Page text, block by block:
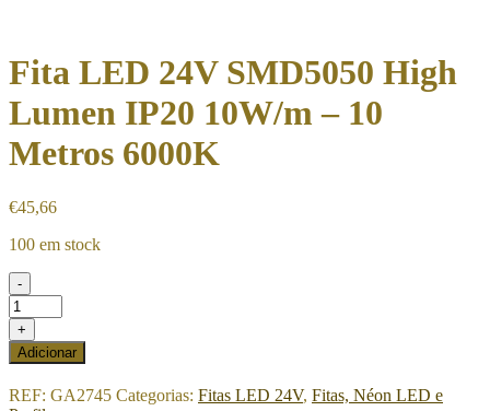
Fita LED 24V SMD5050 High
Lumen IP20 10W/m – 10
Metros 6000K
€45,66
100 em stock
-
Quantidade
de
Fita
LED
SMD5050
+
Adicionar
REF: GA2745 Categorias: Fitas LED 24V, Fitas, Néon LED e